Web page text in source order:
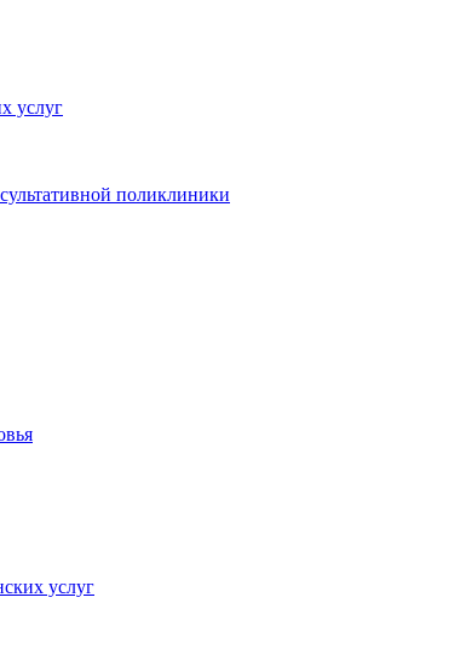
услуг
поликлиники
услуг